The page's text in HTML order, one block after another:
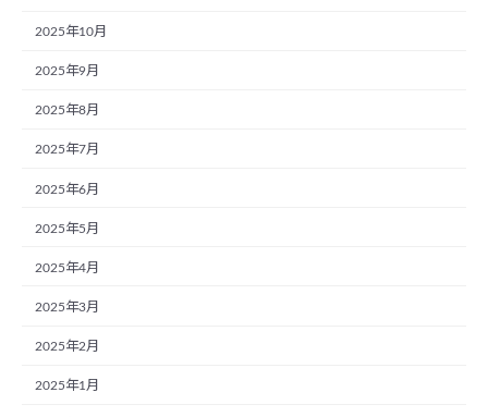
2025年10月
2025年9月
2025年8月
2025年7月
2025年6月
2025年5月
2025年4月
2025年3月
2025年2月
2025年1月